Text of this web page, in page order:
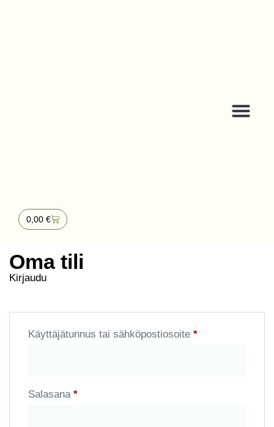
0,00 €
Oma tili
Kirjaudu
Käyttäjätunnus tai sähköpostiosoite *
Salasana *